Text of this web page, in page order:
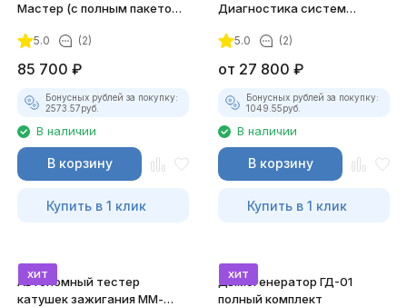
Мастер (с полным пакетом
5.0 (2)
85 700 ₽
Бонусных рублей за покупку:
2573.57руб.
В наличии
В корзину
Купить в 1 клик
Диагностика систем
5.0 (2)
от 27 800 ₽
Бонусных рублей за покупку:
1049.55руб.
В наличии
В корзину
Купить в 1 клик
хит
Автономный тестер
катушек зажигания ММ-
хит
Дымогенератор ГД-01
полный комплект